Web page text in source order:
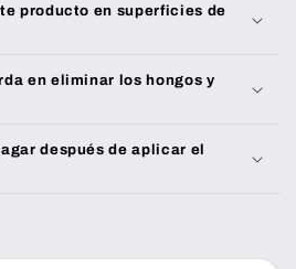
producto en superficies de
en eliminar los hongos y
después de aplicar el